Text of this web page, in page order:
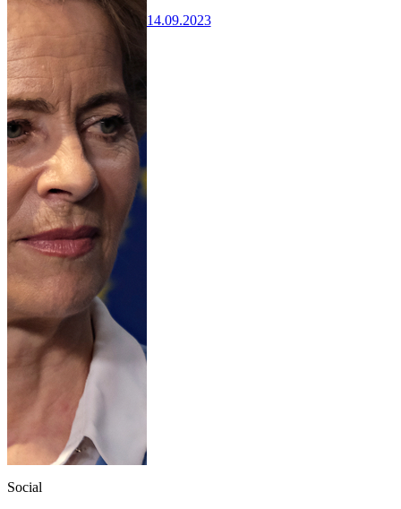
14.09.2023
Social